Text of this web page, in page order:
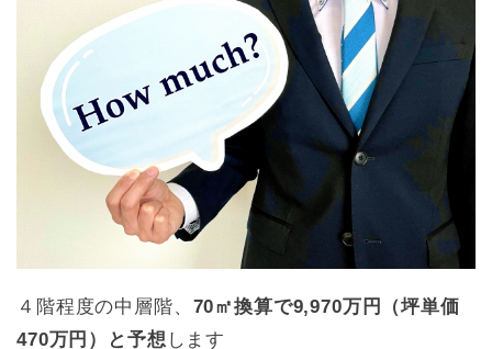
４階程度の中層階、 70㎡換算で9,970万円（坪単価
470万円）と予想 します